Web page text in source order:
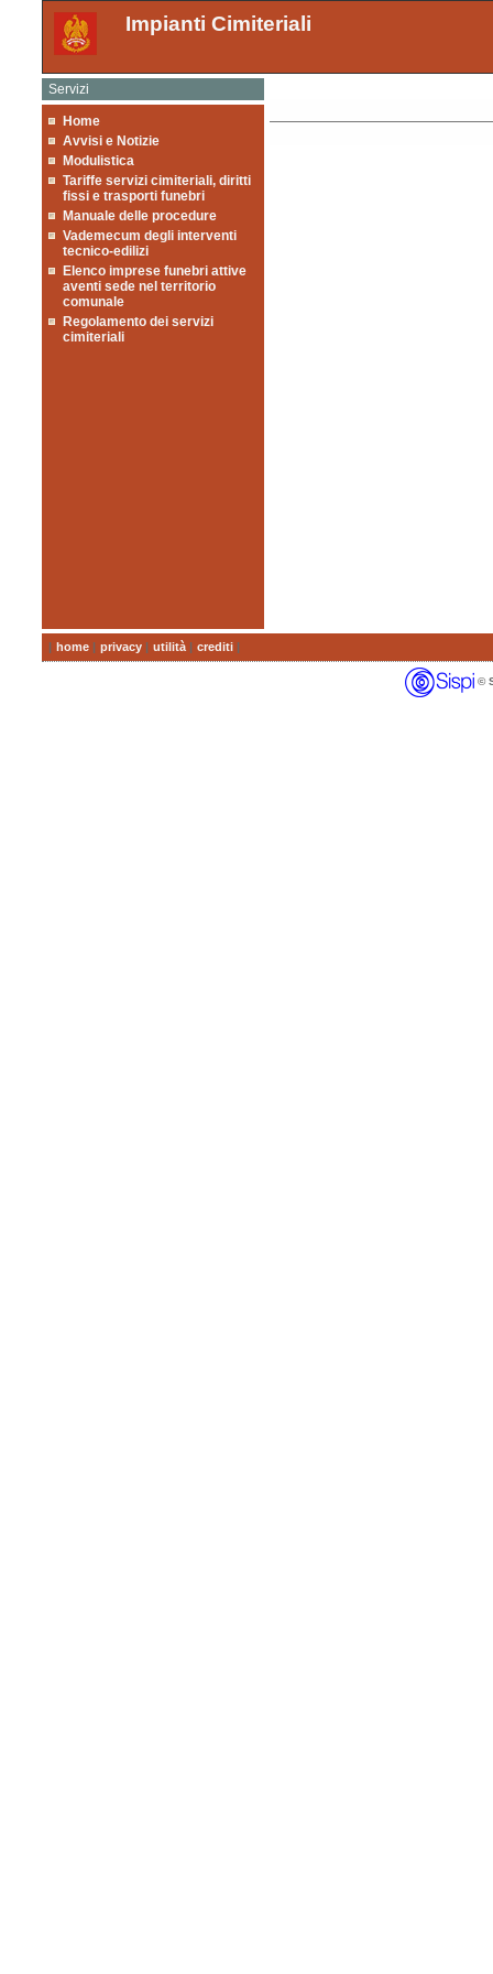
Impianti Cimiteriali
Servizi
Home
Avvisi e Notizie
Modulistica
Tariffe servizi cimiteriali, diritti
fissi e trasporti funebri
Manuale delle procedure
Vademecum degli interventi
tecnico-edilizi
Elenco imprese funebri attive
aventi sede nel territorio
comunale
Regolamento dei servizi
cimiteriali
| home | privacy | utilità | crediti |
©